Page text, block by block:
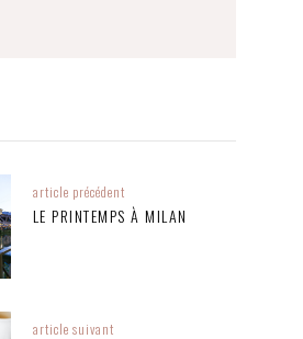
article précédent
LE PRINTEMPS À MILAN
article suivant